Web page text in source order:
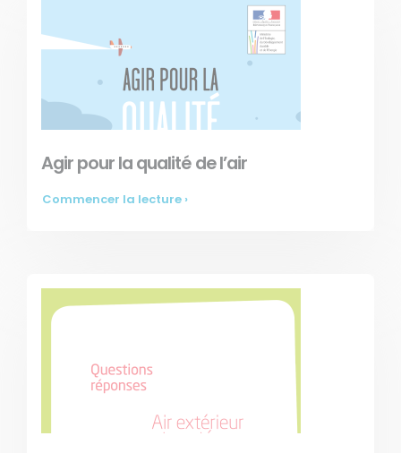
Agir pour la qualité de l’air
Commencer la lecture ›